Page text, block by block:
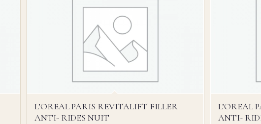
L’OREAL PARIS REVITALIFT FILLER
ANTI- RIDES NUIT
L’OREAL
ANTI-